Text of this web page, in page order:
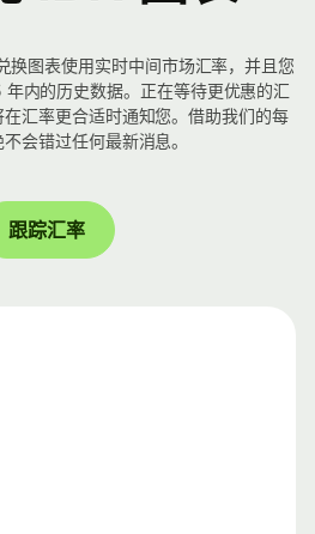
换图表使用实时中间市场汇率，并且您
内的历史数据。正在等待更优惠的汇
汇率更合适时通知您。借助我们的每
会错过任何最新消息。
跟踪汇率